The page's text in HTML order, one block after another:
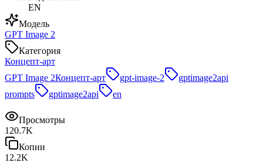
EN
Модель
GPT Image 2
Категория
Концепт-арт
GPT Image 2Концепт-арт gpt-image-2
gptimage2api
prompts
gptimage2api en
Просмотры
120.7K
Копии
12.2K